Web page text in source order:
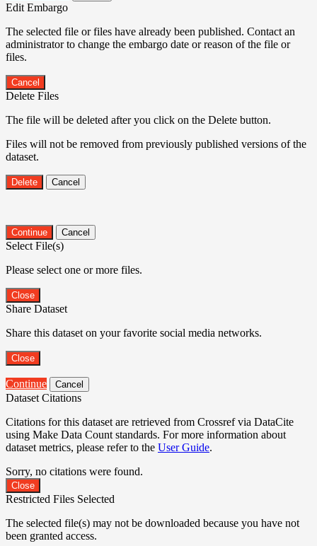
Edit Embargo
The selected file or files have already been published. Contact an
administrator to change the embargo date or reason of the file or
files.
Cancel
Delete Files
The file will be deleted after you click on the Delete button.
Files will not be removed from previously published versions of the
dataset.
Delete Cancel
Continue Cancel
Select File(s)
Please select one or more files.
Close
Share Dataset
Share this dataset on your favorite social media networks.
Close
Continue Cancel
Dataset Citations
Citations for this dataset are retrieved from Crossref via DataCite
using Make Data Count standards. For more information about
dataset metrics, please refer to the User Guide.
Sorry, no citations were found.
Close
Restricted Files Selected
The selected file(s) may not be downloaded because you have not
been granted access.